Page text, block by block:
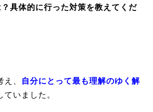
具体的に行った対策を教えてくだ
、
自分にとって最も理解のゆく解
ていました。